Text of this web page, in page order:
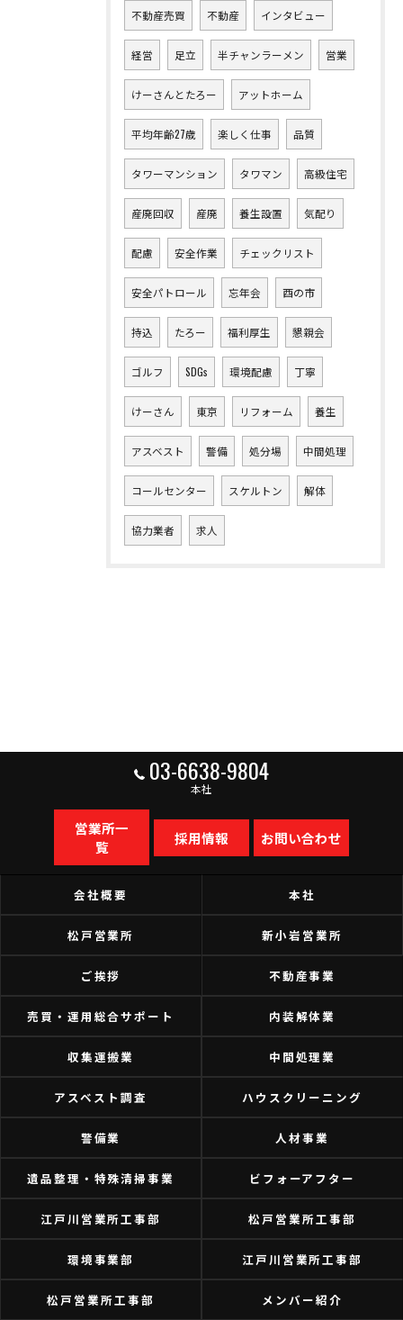
不動産売買 不動産 インタビュー
経営 足立 半チャンラーメン 営業
けーさんとたろー アットホーム
平均年齢27歳 楽しく仕事 品質
タワーマンション タワマン 高級住宅
産廃回収 産廃 養生設置 気配り
配慮 安全作業 チェックリスト
安全パトロール 忘年会 酉の市
持込 たろー 福利厚生 懇親会
ゴルフ SDGs 環境配慮 丁寧
けーさん 東京 リフォーム 養生
アスベスト 警備 処分場 中間処理
コールセンター スケルトン 解体
協力業者 求人
03-6638-9804
本社
営業所一
覧
採用情報 お問い合わせ
会社概要 本社
松戸営業所 新小岩営業所
ご挨拶 不動産事業
売買・運用総合サポート 内装解体業
収集運搬業 中間処理業
アスベスト調査 ハウスクリーニング
警備業 人材事業
遺品整理・特殊清掃事業 ビフォーアフター
江戸川営業所工事部 松戸営業所工事部
環境事業部 江戸川営業所工事部
松戸営業所工事部 メンバー紹介